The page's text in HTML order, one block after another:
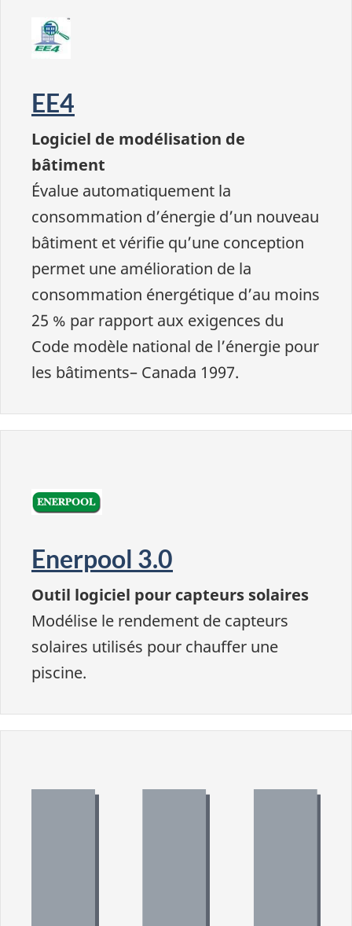
EE4
Logiciel de modélisation de
bâtiment
Évalue automatiquement la
consommation d’énergie d’un nouveau
bâtiment et vérifie qu’une conception
permet une amélioration de la
consommation énergétique d’au moins
25 % par rapport aux exigences du
Code modèle national de l’énergie pour
les bâtiments– Canada 1997.
Enerpool 3.0
Outil logiciel pour capteurs solaires
Modélise le rendement de capteurs
solaires utilisés pour chauffer une
piscine.